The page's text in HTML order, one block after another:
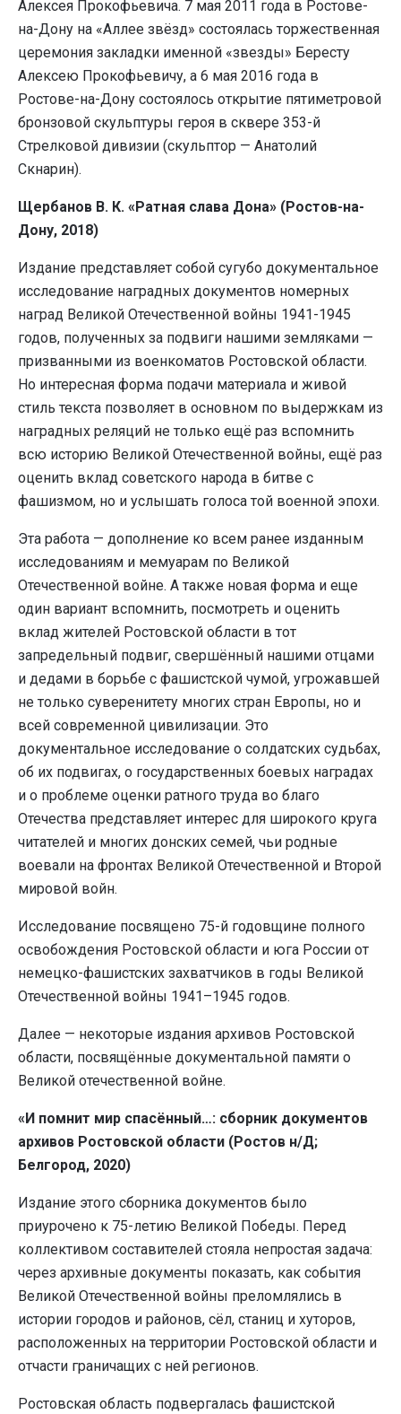
Алексея Прокофьевича. 7 мая 2011 года в Ростове-
на-Дону на «Аллее звёзд» состоялась торжественная
церемония закладки именной «звезды» Бересту
Алексею Прокофьевичу, а 6 мая 2016 года в
Ростове-на-Дону состоялось открытие пятиметровой
бронзовой скульптуры героя в сквере 353-й
Стрелковой дивизии (скульптор — Анатолий
Скнарин).
Щербанов В. К. «Ратная слава Дона» (Ростов-на-
Дону, 2018)
Издание представляет собой сугубо документальное
исследование наградных документов номерных
наград Великой Отечественной войны 1941-1945
годов, полученных за подвиги нашими земляками —
призванными из военкоматов Ростовской области.
Но интересная форма подачи материала и живой
стиль текста позволяет в основном по выдержкам из
наградных реляций не только ещё раз вспомнить
всю историю Великой Отечественной войны, ещё раз
оценить вклад советского народа в битве с
фашизмом, но и услышать голоса той военной эпохи.
Эта работа — дополнение ко всем ранее изданным
исследованиям и мемуарам по Великой
Отечественной войне. А также новая форма и еще
один вариант вспомнить, посмотреть и оценить
вклад жителей Ростовской области в тот
запредельный подвиг, свершённый нашими отцами
и дедами в борьбе с фашистской чумой, угрожавшей
не только суверенитету многих стран Европы, но и
всей современной цивилизации. Это
документальное исследование о солдатских судьбах,
об их подвигах, о государственных боевых наградах
и о проблеме оценки ратного труда во благо
Отечества представляет интерес для широкого круга
читателей и многих донских семей, чьи родные
воевали на фронтах Великой Отечественной и Второй
мировой войн.
Исследование посвящено 75-й годовщине полного
освобождения Ростовской области и юга России от
немецко-фашистских захватчиков в годы Великой
Отечественной войны 1941–1945 годов.
Далее — некоторые издания архивов Ростовской
области, посвящённые документальной памяти о
Великой отечественной войне.
«И помнит мир спасённый…: сборник документов
архивов Ростовской области (Ростов н/Д;
Белгород, 2020)
Издание этого сборника документов было
приурочено к 75-летию Великой Победы. Перед
коллективом составителей стояла непростая задача:
через архивные документы показать, как события
Великой Отечественной войны преломлялись в
истории городов и районов, сёл, станиц и хуторов,
расположенных на территории Ростовской области и
отчасти граничащих с ней регионов.
Ростовская область подвергалась фашистской